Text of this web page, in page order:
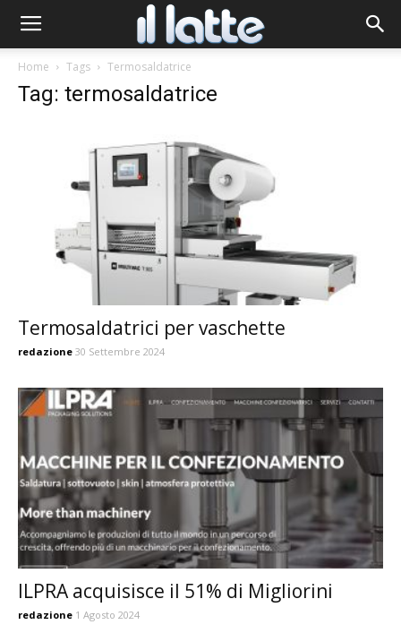
Home Tags Termosaldatrice
Tag: termosaldatrice
Termosaldatrici per vaschette
redazione 30 Settembre 2024
ILPRA acquisisce il 51% di Migliorini
redazione 1 Agosto 2024